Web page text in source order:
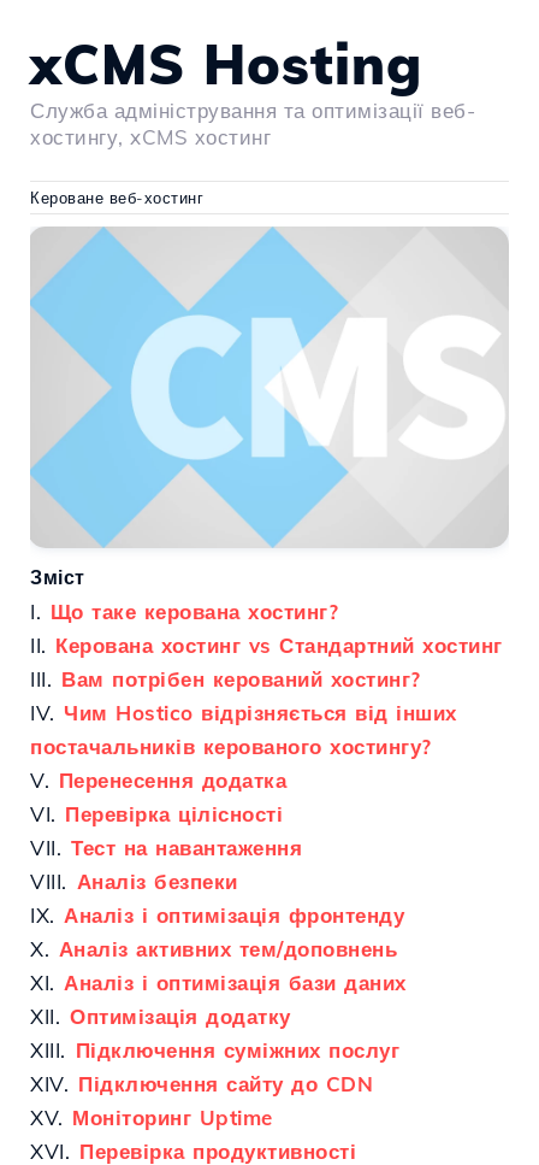
xCMS Hosting
Служба адміністрування та оптимізації веб-
хостингу, xCMS хостинг
Кероване веб-хостинг
Зміст
I. Що таке керована хостинг?
II. Керована хостинг vs Стандартний хостинг
III. Вам потрібен керований хостинг?
IV. Чим Hostico відрізняється від інших
постачальників керованого хостингу?
V. Перенесення додатка
VI. Перевірка цілісності
VII. Тест на навантаження
VIII. Аналіз безпеки
IX. Аналіз і оптимізація фронтенду
X. Аналіз активних тем/доповнень
XI. Аналіз і оптимізація бази даних
XII. Оптимізація додатку
XIII. Підключення суміжних послуг
XIV. Підключення сайту до CDN
XV. Моніторинг Uptime
XVI. Перевірка продуктивності